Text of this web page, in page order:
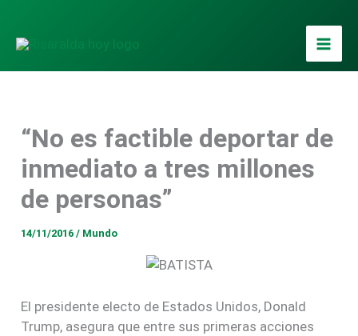
contenido
“No es factible deportar de
inmediato a tres millones
de personas”
14/11/2016/ Mundo
El presidente electo de Estados Unidos, Donald
Trump, asegura que entre sus primeras acciones